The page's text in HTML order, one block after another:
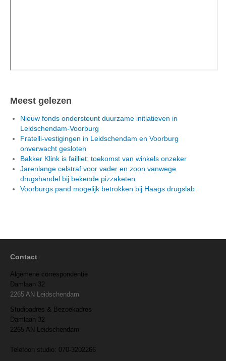
Meest gelezen
Nieuw fonds ondersteunt duurzame initiatieven in
Leidschendam-Voorburg
Fratelli-vestigingen in Leidschendam en Voorburg
onverwacht gesloten
Bakker Klink is failliet: toekomst van winkels onzeker
Jarenlange celstraf voor vader en zoon vanwege
drugshandel bij bekende pizzaketen
Voorburgs pand mogelijk betrokken bij Haags drugslab
Contact
Algemene correspondentie
Damlaan 32
2265 AN Leidschendam
Studioadres & Bezoekadres
Damlaan 32
2265 AN Leidschendam
Telefoon studio: 070-3202266